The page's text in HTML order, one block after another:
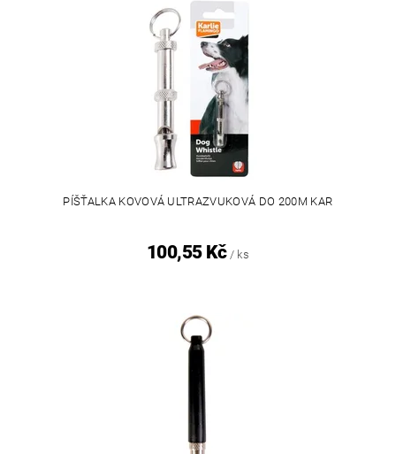
PÍŠŤALKA KOVOVÁ ULTRAZVUKOVÁ DO 200M KAR
100,55 Kč / ks